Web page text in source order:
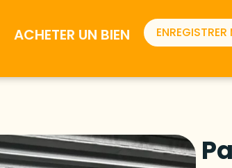
ACHETER UN BIEN